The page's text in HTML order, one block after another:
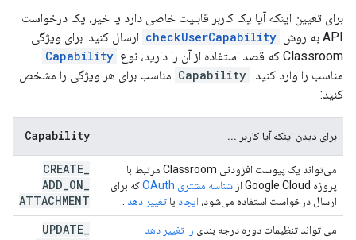
برای تعیین اینکه آیا یک کاربر قابلیت خاصی دارد یا خیر، یک درخواست
API به روش
checkUserCapability ارسال کنید. برای ویژگی
Classroom که قصد استفاده از آن را دارید، نوع
Capability
مناسب را وارد کنید. Capability مناسب برای هر ویژگی را مشخص
کنید:
برای دیدن اینکه آیا کاربر ... Capability
می‌تواند یک پیوست افزودنی Classroom مرتبط با
پروژه Google Cloud از
شناسه مشتری OAuth
که برای
ارسال درخواست استفاده می‌شود، ایجاد یا تغییر دهد
CREATE
ADD ON
ATTACHMENT
می تواند تنظیمات دوره درجه بندی را تغییر دهد UPDATE